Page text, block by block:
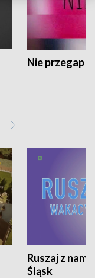
Nie przegap
Ruszaj z
Śląsk